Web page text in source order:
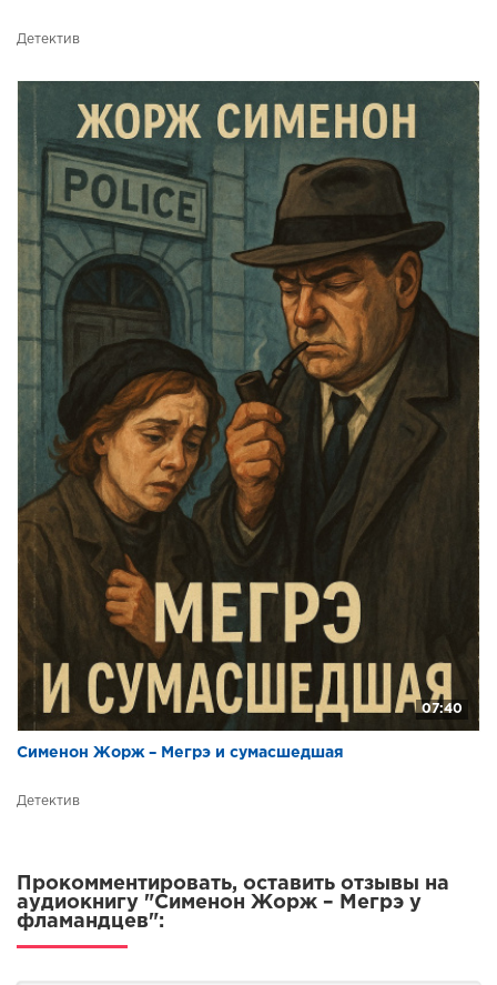
Детектив
07:40
Сименон Жорж – Мегрэ и сумасшедшая
Детектив
Прокомментировать, оставить отзывы на
аудиокнигу "Сименон Жорж – Мегрэ у
фламандцев":